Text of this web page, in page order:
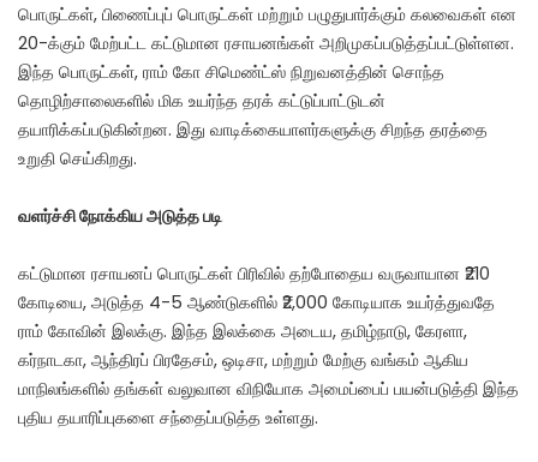
பொருட்கள், பிணைப்புப் பொருட்கள் மற்றும் பழுதுபார்க்கும் கலவைகள் என
20-க்கும் மேற்பட்ட கட்டுமான ரசாயனங்கள் அறிமுகப்படுத்தப்பட்டுள்ளன.
இந்த பொருட்கள், ராம் கோ சிமெண்ட்ஸ் நிறுவனத்தின் சொந்த
தொழிற்சாலைகளில் மிக உயர்ந்த தரக் கட்டுப்பாட்டுடன்
தயாரிக்கப்படுகின்றன. இது வாடிக்கையாளர்களுக்கு சிறந்த தரத்தை
உறுதி செய்கிறது.
வளர்ச்சி நோக்கிய அடுத்த படி
கட்டுமான ரசாயனப் பொருட்கள் பிரிவில் தற்போதைய வருவாயான ₹210
கோடியை, அடுத்த 4-5 ஆண்டுகளில் ₹2,000 கோடியாக உயர்த்துவதே
ராம் கோவின் இலக்கு. இந்த இலக்கை அடைய, தமிழ்நாடு, கேரளா,
கர்நாடகா, ஆந்திரப் பிரதேசம், ஒடிசா, மற்றும் மேற்கு வங்கம் ஆகிய
மாநிலங்களில் தங்கள் வலுவான விநியோக அமைப்பைப் பயன்படுத்தி இந்த
புதிய தயாரிப்புகளை சந்தைப்படுத்த உள்ளது.